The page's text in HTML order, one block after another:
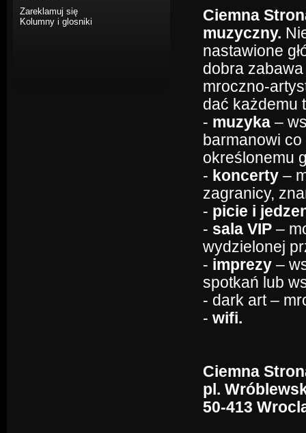
Zareklamuj się
Kolumny i glosniki
Ciemna
muzyczny.
nastawione
dobra
mroczno-
dać każdemu
- muzyka –
barmanowi
określonemu
- koncerty –
zagranicy,
- picie i
- sala VIP –
wydzielonej
- imprezy –
spotkań lub
- dark art –
- wifi.
Ciemna
pl.
50-413